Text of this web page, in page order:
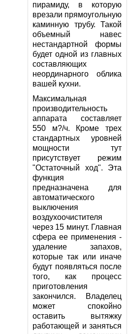
пирамиду, в которую
врезали прямоугольную
каминную трубу. Такой
объемный навес
нестандартной формы
будет одной из главных
составляющих
неординарного облика
вашей кухни.
Максимальная
производительность
аппарата составляет
550 м?/ч. Кроме трех
стандартных уровней
мощности тут
присутствует режим
"Остаточный ход". Эта
функция
предназначена для
автоматического
выключения
воздухоочистителя
через 15 минут. Главная
сфера ее применения -
удаление запахов,
которые так или иначе
будут появляться после
того, как процесс
приготовления
закончился. Владелец
может спокойно
оставить вытяжку
работающей и заняться